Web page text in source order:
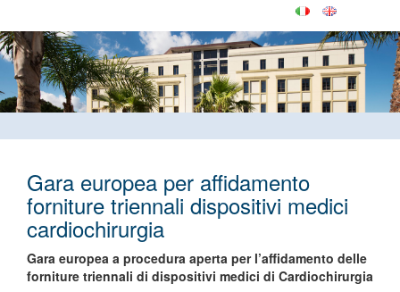
Gara europea per affidamento
forniture triennali dispositivi medici
cardiochirurgia
Gara europea a procedura aperta per l’affidamento delle
forniture triennali di dispositivi medici di Cardiochirurgia